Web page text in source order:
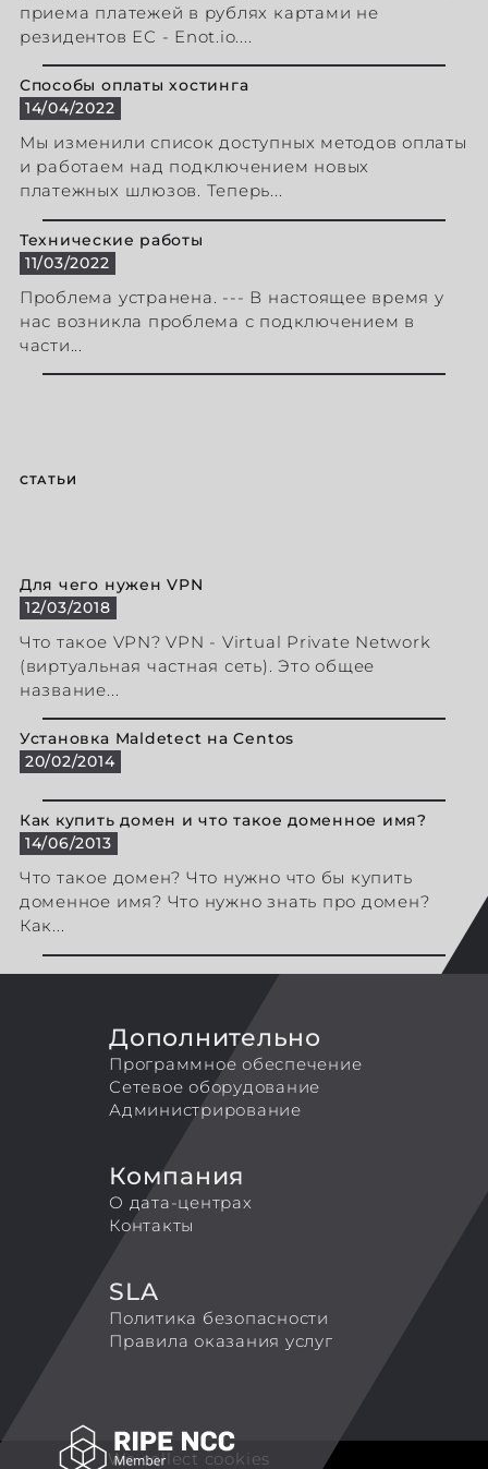
приема платежей в рублях картами не
резидентов ЕС - Enot.io....
Способы оплаты хостинга
14/04/2022
Мы изменили список доступных методов оплаты
и работаем над подключением новых
платежных шлюзов. Теперь...
Технические работы
11/03/2022
Проблема устранена. --- В настоящее время у
нас возникла проблема с подключением в
части...
СТАТЬИ
Для чего нужен VPN
12/03/2018
Что такое VPN? VPN - Virtual Private Network
(виртуальная частная сеть). Это общее
название...
Установка Maldetect на Centos
20/02/2014
Как купить домен и что такое доменное имя?
14/06/2013
Что такое домен? Что нужно что бы купить
доменное имя? Что нужно знать про домен?
Как...
Дополнительно
Программное обеспечение
Сетевое оборудование
Администрирование
Компания
О дата-центрах
Контакты
SLA
Политика безопасности
Правила оказания услуг
We collect cookies